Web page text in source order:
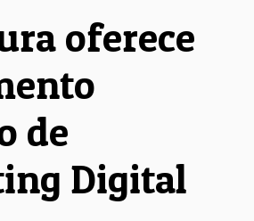
oferece
de
Digital